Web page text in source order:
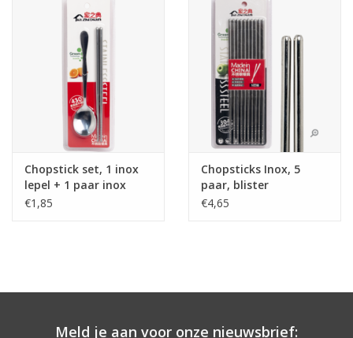
Chopstick set, 1 inox
lepel + 1 paar inox
chopsticks, blister
€1,85
Chopsticks Inox, 5
paar, blister
€4,65
Meld je aan voor onze nieuwsbrief: